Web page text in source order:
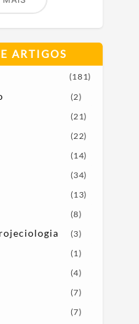
ARTIGOS
(181)
(2)
(21)
(22)
(14)
(34)
(13)
(8)
(3)
(1)
(4)
(7)
(7)